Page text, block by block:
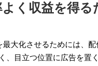
く収益を得
大化させるためには、
、目立つ位置に広告を置